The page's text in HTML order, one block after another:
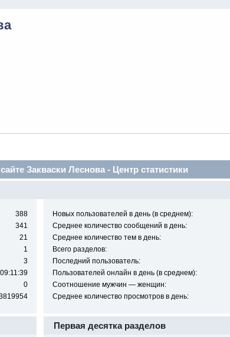
Закваски Леснова - Центр статистики
388
341
21
1
3
0
Новых пользователей в день (в среднем):
Среднее количество сообщений в день:
Среднее количество тем в день:
Всего разделов:
Последний пользователь:
Пользователей онлайн в день (в среднем):
Соотношение мужчин — женщин:
Среднее количество просмотров в день:
Первая десятка разделов